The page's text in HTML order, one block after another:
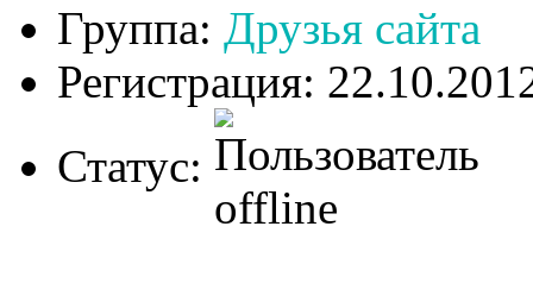
Группа: Друзья сайта
Регистрация:
Статус: